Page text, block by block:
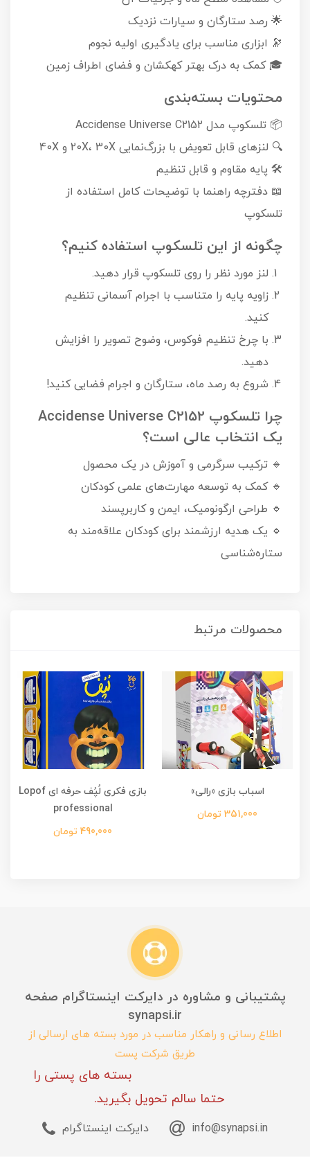
🌟 رصد ستارگان و سیارات نزدیک
🔭 ابزاری مناسب برای یادگیری اولیه نجوم
🎓 کمک به درک بهتر کهکشان و فضای اطراف زمین
محتویات بسته‌بندی
📦 تلسکوپ مدل Accidense Universe C2152
🔍 لنزهای قابل تعویض با بزرگ‌نمایی 20X، 30X و 40X
🛠 پایه مقاوم و قابل تنظیم
📖 دفترچه راهنما با توضیحات کامل استفاده از
تلسکوپ
چگونه از این تلسکوپ استفاده کنیم؟
لنز مورد نظر را روی تلسکوپ قرار دهید.
زاویه پایه را متناسب با اجرام آسمانی تنظیم
کنید.
با چرخ تنظیم فوکوس، وضوح تصویر را افزایش
دهید.
شروع به رصد ماه، ستارگان و اجرام فضایی کنید!
چرا تلسکوپ Accidense Universe C2152
یک انتخاب عالی است؟
🔹 ترکیب سرگرمی و آموزش در یک محصول
🔹 کمک به توسعه مهارت‌های علمی کودکان
🔹 طراحی ارگونومیک، ایمن و کاربرپسند
🔹 یک هدیه ارزشمند برای کودکان علاقه‌مند به
ستاره‌شناسی
محصولات مرتبط
اسباب بازی «رالی»
351,000 تومان
بازی فکری لُپُف حرفه ای Lopof
professional
490,000 تومان
پشتیبانی و مشاوره در دایرکت اینستاگرام صفحه
synapsi.ir
اطلاع رسانی و راهکار مناسب در مورد بسته های ارسالی از
طریق شرکت پست
بسته های پستی را
حتما سالم تحویل بگیرید.
info@synapsi.in دایرکت اینستاگرام